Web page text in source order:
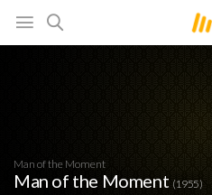
Man of the Moment
Man of the Moment (1955)